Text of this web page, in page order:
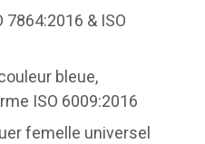
& ISO
bleue,
ISO 6009:2016
femelle universel